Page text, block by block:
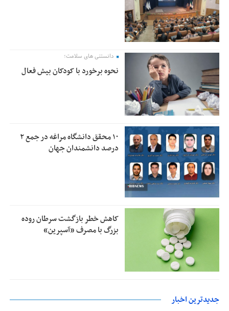
دانستنی های سلامت؛
نحوه برخورد با کودکان بیش فعال
۱۰ محقق دانشگاه مراغه در جمع ۲
درصد دانشمندان جهان
کاهش خطر بازگشت سرطان روده
بزرگ با مصرف «آسپرین»
جدیدترین اخبار